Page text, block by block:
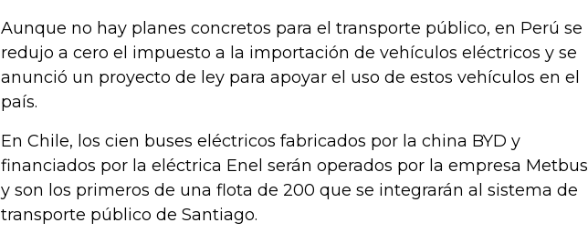
Aunque no hay planes concretos para el transporte público, en Perú se
redujo a cero el impuesto a la importación de vehículos eléctricos y se
anunció un proyecto de ley para apoyar el uso de estos vehículos en el
país.
En Chile, los cien buses eléctricos fabricados por la china BYD y
financiados por la eléctrica Enel serán operados por la empresa Metbus
y son los primeros de una flota de 200 que se integrarán al sistema de
transporte público de Santiago.